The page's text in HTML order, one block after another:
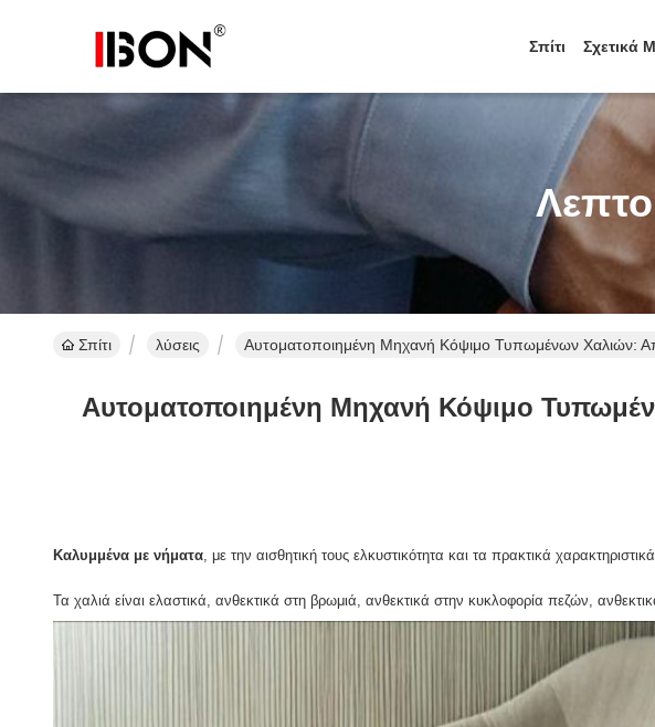
Σπίτι Σχετικά
Σπίτι λύσεις Αυτοματοποιημένη Μηχανή Κόψιμο Τυπωμένων Χαλιών:
Αυτοματοποιημένη Μηχανή Κόψιμο
Καλυμμένα με νήματα, με την αισθητική τους ελκυστικότητα και τα πρακτικά
Τα χαλιά είναι ελαστικά, ανθεκτικά στη βρωμιά, ανθεκτικά στην κυκλοφορία πεζών,